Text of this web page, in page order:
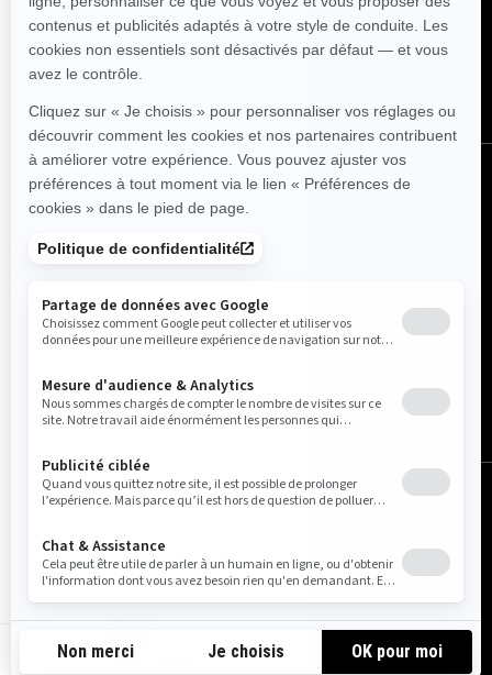
NOUS SUIVRE
France (français)
© BRP 2003-2026
Avis légal
Politique de confidentialité
Pratiques relatives à l'utilisation des témoins
Accessibilité
Carte du site
Do Not Sell My Personal Information